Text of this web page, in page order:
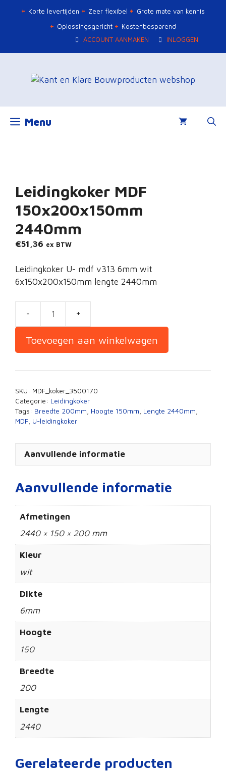
Korte levertijden Zeer flexibel
Grote mate van kennis
Oplossingsgericht
Kostenbesparend
ACCOUNT AANMAKEN
INLOGGEN
Menu
Leidingkoker MDF
150x200x150mm
2440mm
€51,36 ex BTW
Leidingkoker U- mdf v313 6mm wit
6x150x200x150mm lengte 2440mm
150x200x150mm
aantal
Toevoegen aan winkelwagen
SKU: MDF_koker_3500170
Categorie: Leidingkoker
Tags: Breedte 200mm Hoogte 150mm Lengte 2440mm
MDF U-leidingkoker
Aanvullende informatie
Aanvullende informatie
Afmetingen
2440 × 150 × 200 mm
Kleur
wit
Dikte
6mm
Hoogte
150
Breedte
200
Lengte
2440
Gerelateerde producten